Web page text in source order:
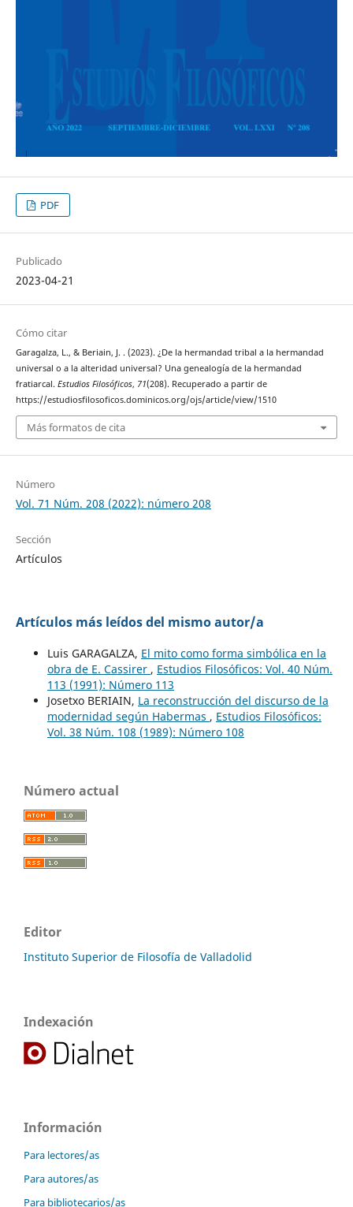
PDF
Publicado
2023-04-21
Cómo citar
Garagalza, L., & Beriain, J. . (2023). ¿De la hermandad tribal a la hermandad
universal o a la alteridad universal? Una genealogía de la hermandad
fratiarcal. Estudios Filosóficos, 71(208). Recuperado a partir de
https://estudiosfilosoficos.dominicos.org/ojs/article/view/1510
Más formatos de cita
Número
Vol. 71 Núm. 208 (2022): número 208
Sección
Artículos
Artículos más leídos del mismo autor/a
Luis GARAGALZA, El mito como forma simbólica en la
obra de E. Cassirer , Estudios Filosóficos: Vol. 40 Núm.
113 (1991): Número 113
Josetxo BERIAIN, La reconstrucción del discurso de la
modernidad según Habermas , Estudios Filosóficos:
Vol. 38 Núm. 108 (1989): Número 108
Número actual
Editor
Instituto Superior de Filosofía de Valladolid
Indexación
Información
Para lectores/as
Para autores/as
Para bibliotecarios/as